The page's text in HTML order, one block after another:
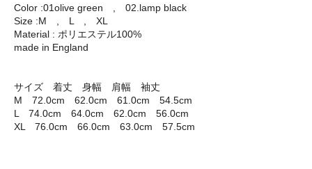
Color :01olive green , 02.lamp black
Size :M , L , XL
Material : ポリエステル100%
made in England
サイズ 着丈 身幅 肩幅 袖丈
M 72.0cm 62.0cm 61.0cm 54.5cm
L 74.0cm 64.0cm 62.0cm 56.0cm
XL 76.0cm 66.0cm 63.0cm 57.5cm